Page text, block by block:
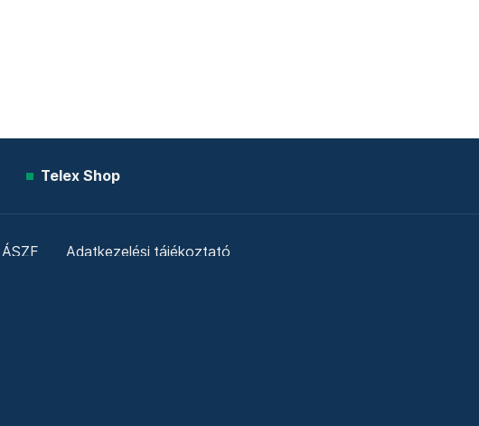
Telex Shop
ÁSZF Adatkezelési tájékoztató